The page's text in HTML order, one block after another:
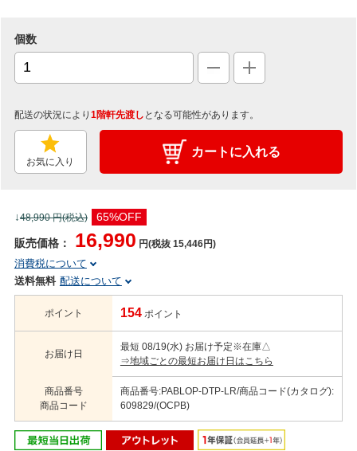
個数
配送の状況により 1階軒先渡し となる可能性があります。
お気に入り
カートに入れる
↓48,990円(税込) 65%OFF
販売価格： 16,990 円(税抜 15,446円)
消費税について
送料無料 配送について
ポイント 154 ポイント
お届け日
最短 08/19(水) お届け予定※在庫△
⇒地域ごとの最短お届け日はこちら
商品番号
商品コード
商品番号:PABLOP-DTP-LR/商品コード(カタログ):
609829/(OCPB)